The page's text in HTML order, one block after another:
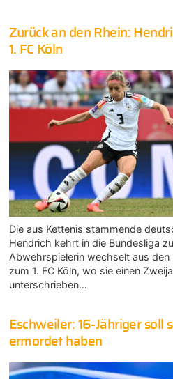
Zurück an den Rhein:
1. FC Köln
Die aus Kettenis stammende
Hendrich kehrt in die Bundesliga
Abwehrspielerin wechselt aus
zum 1. FC Köln, wo sie einen
unterschrieben…
Eschweiler: 16-Jähriger soll
ermordet haben